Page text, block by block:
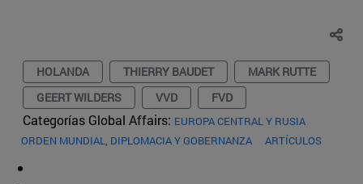
HOLANDA THIERRY BAUDET
MARK RUTTE
GEERT WILDERS
VVD FVD
Categorías Global Affairs: EUROPA CENTRAL Y RUSIA
ORDEN MUNDIAL, DIPLOMACIA Y GOBERNANZA
ARTÍCULOS